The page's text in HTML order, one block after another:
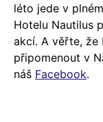
léto jede v
Hotelu Nautilus
akcí. A věřte, že
připomenout v
náš Facebook.